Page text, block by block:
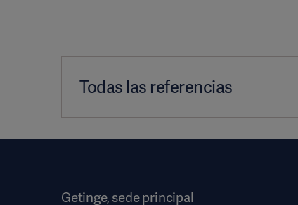
Todas las referencias
1. Grasso S, Stripoli T, De Michele M, et al.
2. Ferrando C, et al. Adjusting tidal volume
Getinge, sede principal